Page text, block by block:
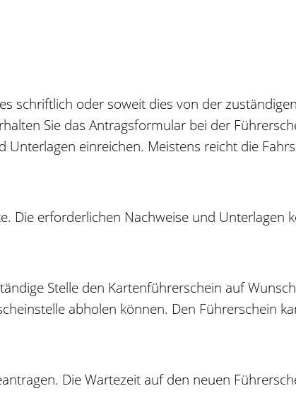
schriftlich oder soweit dies von der
Sie das Antragsformular bei der
einreichen. Meistens reicht die
Die erforderlichen Nachweise und Unterlagen
ndige Stelle den Kartenführerschein auf
abholen können. Den Führerschein
ntragen. Die Wartezeit auf den neuen